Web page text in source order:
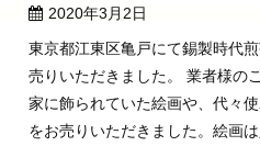
2020年3月2日
東京都江東区亀戸にて錫製時代
売りいただきました。 業者様の
家に飾られていた絵画や、代々
をお売りいただきました。絵画は